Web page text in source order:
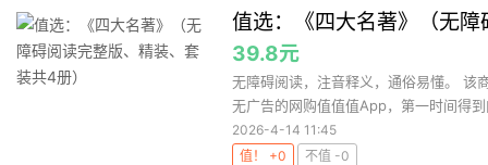
值选：《四大名著》（无
39.8元
无障碍阅读，注音释义，通俗易懂。 该
无广告的网购值值值App，第一时间得
2026-4-14 11:45
值！ +0
不值 -0